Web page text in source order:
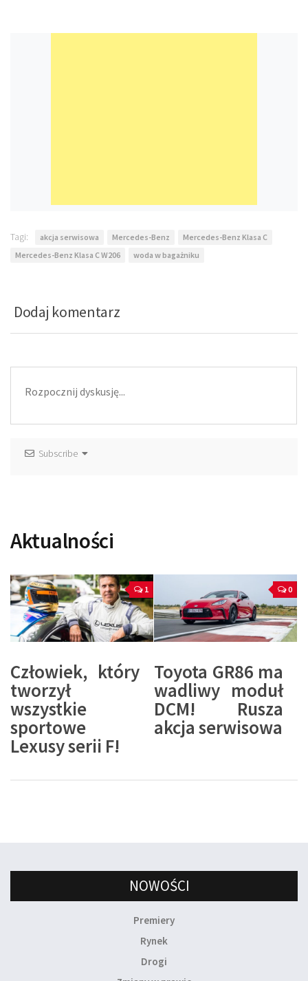
Tagi: akcja serwisowa Mercedes-Benz
Mercedes-Benz Klasa C
Mercedes-Benz Klasa C W206
woda w bagażniku
Dodaj komentarz
Subscribe
Aktualności
1
Człowiek, który
tworzył
wszystkie
sportowe
Lexusy serii F!
0
Toyota GR86 ma
wadliwy moduł
DCM! Rusza
akcja serwisowa
NOWOŚCI
Premiery
Rynek
Drogi